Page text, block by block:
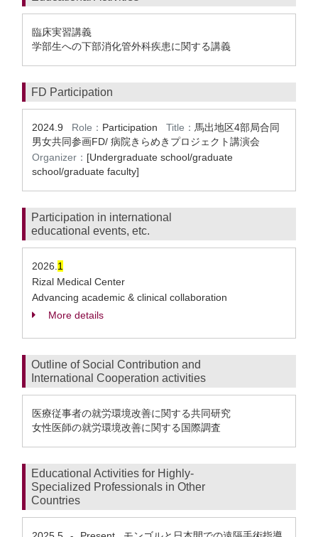
臨床実習講義
学部生への下部消化管外科疾患に関する講義
FD Participation
2024.9 Role： Participation Title： 馬出地区4部局合同
男女共同参画FD/ 病院きらめきプロジェクト講演会
Organizer： [Undergraduate school/graduate
school/graduate faculty]
Participation in international
educational events, etc.
2026. 1
Rizal Medical Center
Advancing academic & clinical collaboration
More details
Outline of Social Contribution and
International Cooperation activities
医療従事者の就労環境改善に関する共同研究
女性医師の就労環境改善に関する国際調査
Educational Activities for Highly-
Specialized Professionals in Other
Countries